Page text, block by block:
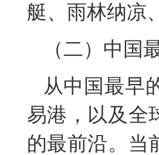
艇、雨林纳凉
（二）中国
从中国最早
易港，以及全
的最前沿。当